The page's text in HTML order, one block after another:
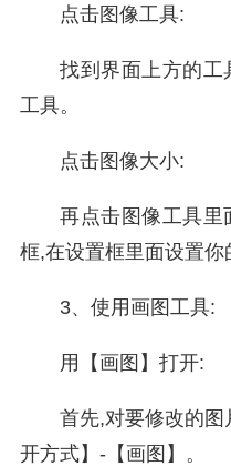
点击图像工具:
找到界面上方的工
工具。
点击图像大小:
再点击图像工具里
框,在设置框里面设置你
3、使用画图工具:
用【画图】打开:
首先,对要修改的
开方式】-【画图】。